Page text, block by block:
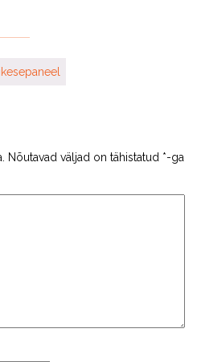
Nõutavad väljad on tähistatud *-ga